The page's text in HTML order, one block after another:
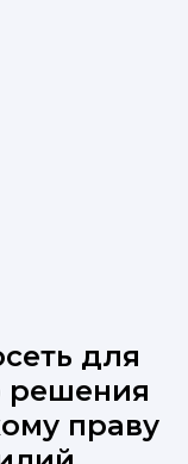
для
решения
праву